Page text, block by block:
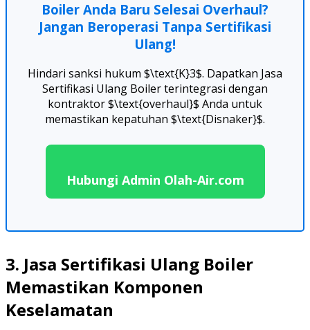
Boiler Anda Baru Selesai Overhaul?
Jangan Beroperasi Tanpa Sertifikasi
Ulang!
Hindari sanksi hukum $\text{K}3$. Dapatkan Jasa
Sertifikasi Ulang Boiler terintegrasi dengan
kontraktor $\text{overhaul}$ Anda untuk
memastikan kepatuhan $\text{Disnaker}$.
Hubungi Admin Olah-Air.com
3. Jasa Sertifikasi Ulang Boiler
Memastikan Komponen
Keselamatan